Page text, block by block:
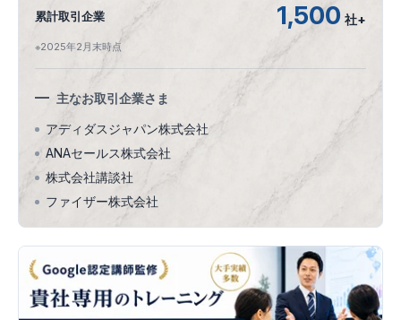
累計取引企業 1,500 社+
※2025年2月末時点
主なお取引企業さま
アディダスジャパン株式会社
ANAセールス株式会社
株式会社講談社
ファイザー株式会社